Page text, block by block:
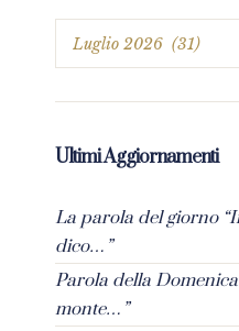
Ultimi Aggiornamenti
La parola del giorno
dico…”
Parola della
monte…”